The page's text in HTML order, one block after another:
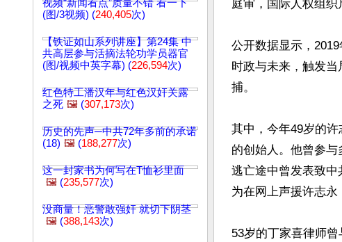
视频“新闻看点”质量不错 看一下
(图/3视频) (240,405次)
【铁证如山系列讲座】第24集 中
共高层参与活摘法轮功学员器官
(图/视频中英字幕) (226,594次)
红色特工潘汉年与红色汉奸关露
之死 🖼️ (307,173次)
历史的先声─中共72年多前的承诺
(18) 🖼️ (188,277次)
这一封家书为何写在T恤衫里面
🖼️ (235,577次)
没商量！恶警敢强奸 就切下阴茎
🖼️ (388,143次)
庭审，国际人权组织
公开数据显示，
时政与未来，触发
捕。
其中，今年49岁的许
的创始人。他曾参
逃亡途中曾发表致中
为在网上声援许志永
53岁的丁家喜律师